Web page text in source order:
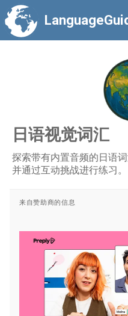
日语视觉词汇
探索带有内置音频的日语
并通过互动挑战进行练习。
来自赞助商的信息